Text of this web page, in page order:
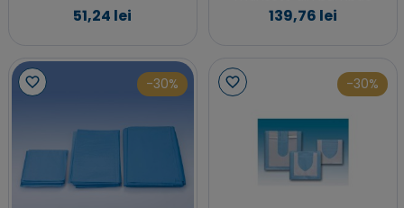
51,24 lei 139,76 lei
-30% -30%